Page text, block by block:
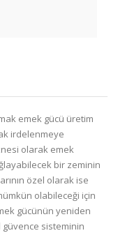
emek gücü üretim
irdelenmeye
olarak emek
bir zeminin
özel olarak ise
olabileceği için
gücünün yeniden
sisteminin